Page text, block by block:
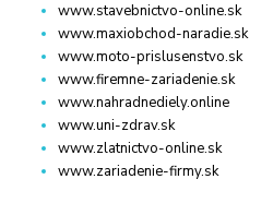
www.stavebnictvo-online.sk
www.maxiobchod-naradie.sk
www.moto-prislusenstvo.sk
www.firemne-zariadenie.sk
www.nahradnediely.online
www.uni-zdrav.sk
www.zlatnictvo-online.sk
www.zariadenie-firmy.sk